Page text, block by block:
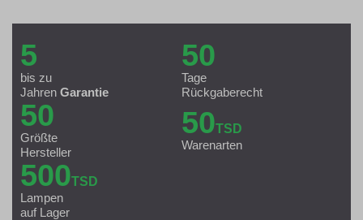
5
bis zu
Jahren Garantie
50
Tage
Rückgaberecht
50
Größte
Hersteller
50TSD
Warenarten
500TSD
Lampen
auf Lager